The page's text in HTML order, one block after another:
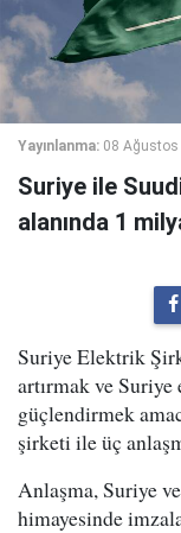
Yayınlanma: 08
Suriye ile
alanında 1
Suriye Elektrik
artırmak ve
güçlendirmek
şirketi ile üç
Anlaşma, Suriye
himayesinde